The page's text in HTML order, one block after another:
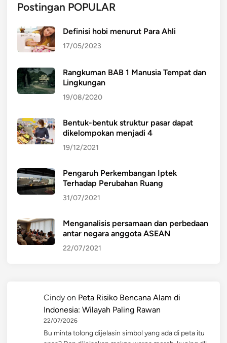
Postingan POPULAR
Definisi hobi menurut Para Ahli
17/05/2023
Rangkuman BAB 1 Manusia Tempat dan
Lingkungan
19/08/2020
Bentuk-bentuk struktur pasar dapat
dikelompokan menjadi 4
19/12/2021
Pengaruh Perkembangan Iptek
Terhadap Perubahan Ruang
31/07/2021
Menganalisis persamaan dan perbedaan
antar negara anggota ASEAN
22/07/2021
Cindy on Peta Risiko Bencana Alam di
Indonesia: Wilayah Paling Rawan
22/07/2026
Bu minta tolong dijelasin simbol yang ada di peta itu